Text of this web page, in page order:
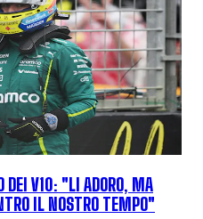
DEI V10: "LI ADORO, MA
IL NOSTRO TEMPO"